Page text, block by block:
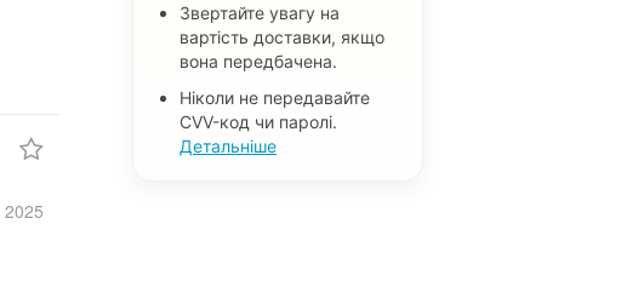
2025
Інші безкоштовні пропозиції
Не важливо
Звертайте увагу на
вартість доставки, якщо
вона передбачена.
Ніколи не передавайте
CVV-код чи паролі.
Детальніше